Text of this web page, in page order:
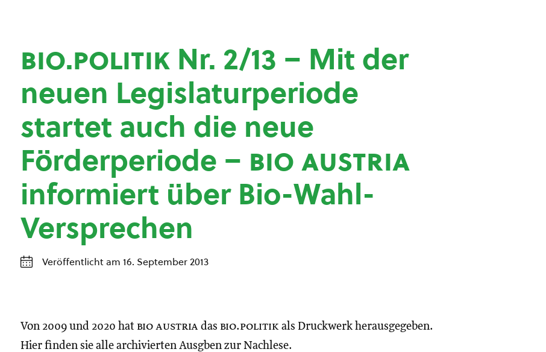
bio.politik Nr. 2/13 – Mit der
neuen Legislaturperiode
startet auch die neue
Förderperiode – bio austria
informiert über Bio-Wahl-
Versprechen
Veröffentlicht am 16. September 2013
Von 2009 und 2020 hat bio austria das bio.politik als Druckwerk herausgegeben.
Hier finden sie alle archivierten Ausgben zur Nachlese.